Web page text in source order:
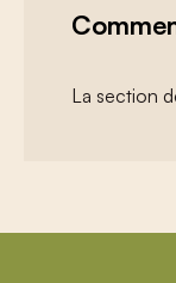
La section